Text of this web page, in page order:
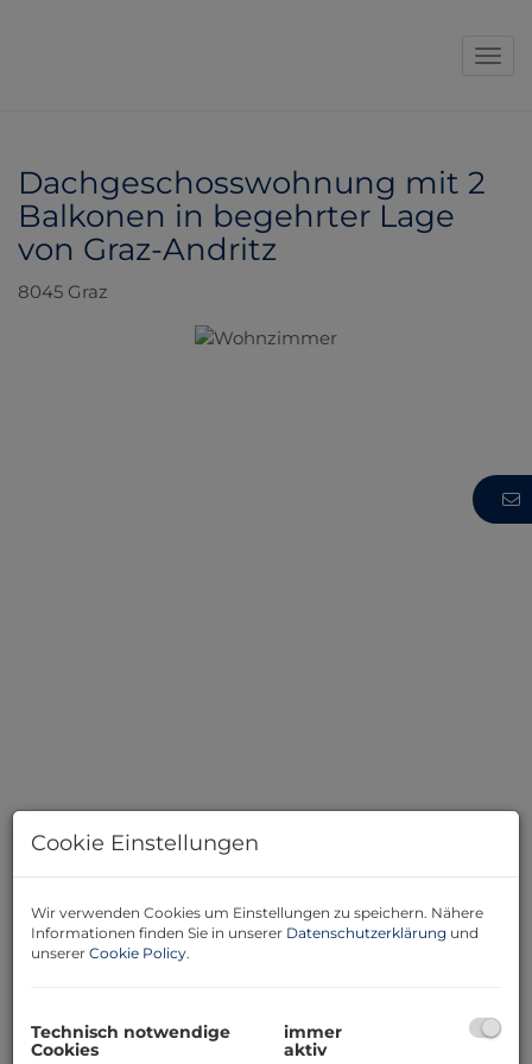
Dachgeschosswohnung mit 2
Balkonen in begehrter Lage
von Graz-Andritz
8045 Graz
Beschreibung
Diese gepflegte Dachgeschosswohnung mit 60,33 m²
Wohnfläche überzeugt durch eine praktische
Cookie Einstellungen
Wir verwenden Cookies um Einstellungen zu speichern. Nähere
Informationen finden Sie in unserer Datenschutzerklärung und
unserer Cookie Policy.
Technisch notwendige
Cookies
immer
aktiv